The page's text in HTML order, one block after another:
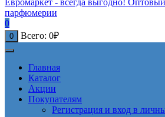
0
0 Всего: 0₽
Главная
Каталог
Акции
Покупателям
Регистрация и вход в